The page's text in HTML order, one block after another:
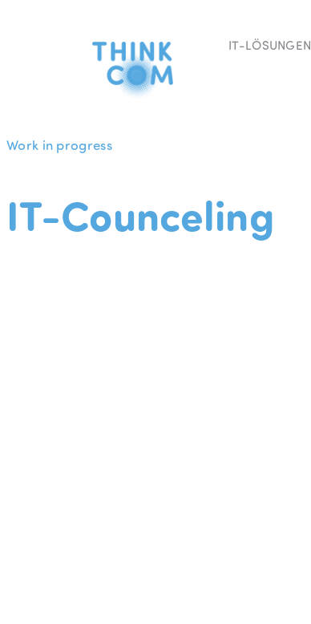
IT-LÖSUNGEN
Work in progress
IT-Counceling